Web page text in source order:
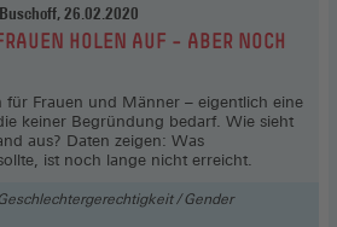
26.02.2020
HOLEN AUF – ABER NOCH
für Frauen und Männer – eigentlich eine
keiner Begründung bedarf. Wie sieht
aus? Daten zeigen: Was
ist noch lange nicht erreicht.
/ Gender